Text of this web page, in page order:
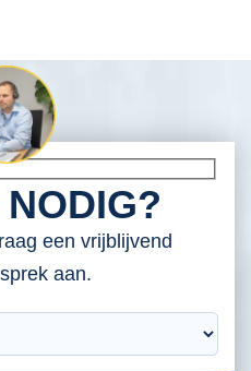
een vrijblijvend
aan.